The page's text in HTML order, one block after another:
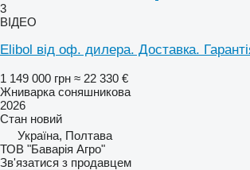
3
ВІДЕО
Elibol від оф. дилера. Доставка.
1 149 000 грн ≈ 22 330 €
Жниварка соняшникова
2026
Стан новий
Україна, Полтава
ТОВ "Баварія Агро"
Зв'язатися з продавцем